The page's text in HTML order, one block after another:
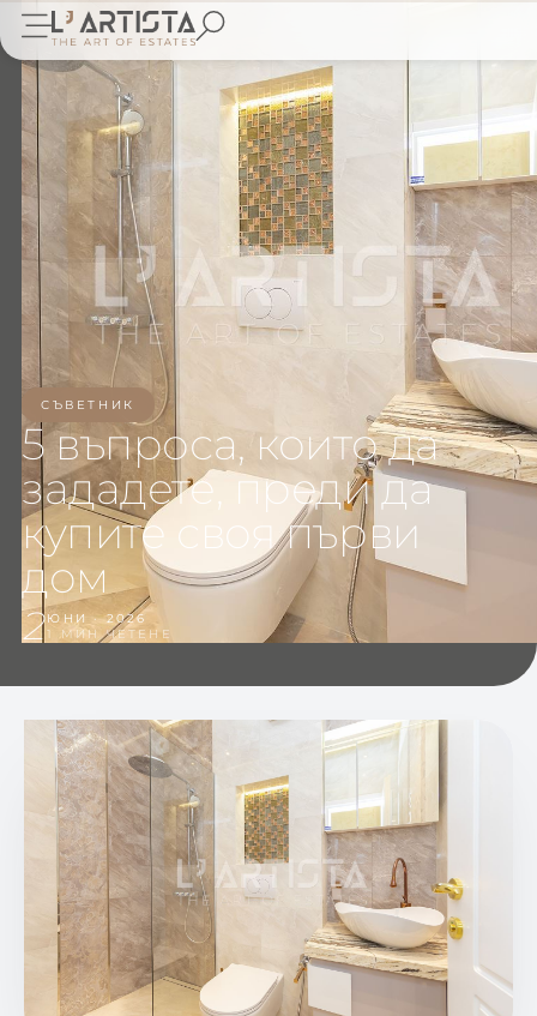
СЪВЕТНИК
5 въпроса, които да
зададете, преди да
купите своя първи
дом
2ЮНИ · 2026
1 МИН ЧЕТЕНЕ